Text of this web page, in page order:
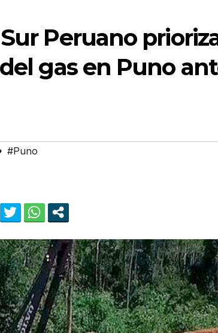
Peruano
gas en Puno
#Puno